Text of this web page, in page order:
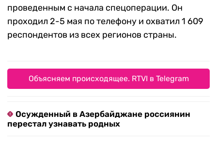
проведенным с начала спецоперации. Он
проходил 2-5 мая по телефону и охватил 1 609
респондентов из всех регионов страны.
Объясняем происходящее. RTVI в Telegram
Осужденный в Азербайджане россиянин
перестал узнавать родных